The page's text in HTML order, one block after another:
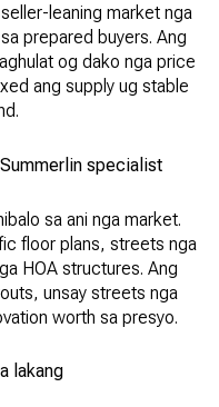
leaning market nga
prepared buyers. Ang
og dako nga price
ang supply ug stable
specialist
sa ani nga market.
floor plans, streets nga
HOA structures. Ang
unsay streets nga
worth sa presyo.
lakang